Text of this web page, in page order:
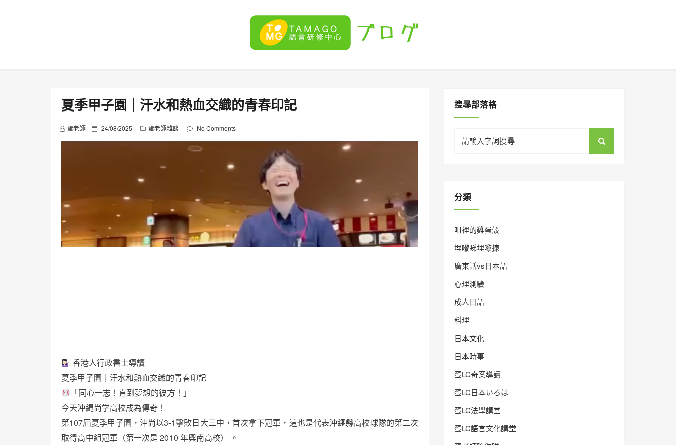
夏季甲子園｜汗水和熱血交織的青春印記
蛋老師
P 24/08/2025 蛋老師雜談 No Comments
香港人行政書士導讀
夏季甲子園｜汗水和熱血交織的青春印記
「同心一志！直到夢想的彼方！」
今天沖縄尚学高校成為傳奇！
第107屆夏季甲子園，沖尚以3-1擊敗日大三中，首次拿下冠軍，這也是代表沖繩縣高校球隊的第二次
取得高中組冠軍（第一次是 2010 年興南高校） 。
搜㝷部落格
for:
分類
咀裡的雞蛋殼
埋嚟睇埋嚟揀
廣東話vs日本語
心理測驗
成人日語
料理
日本文化
日本時事
蛋LC奇案導讀
蛋LC日本いろは
蛋LC法學講堂
蛋LC語言文化講堂